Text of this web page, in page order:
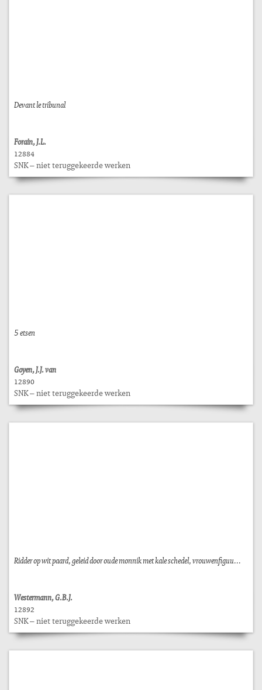
Devant le tribunal
Forain, J.L.
12884
SNK – niet teruggekeerde werken
5 etsen
Goyen, J.J. van
12890
SNK – niet teruggekeerde werken
Ridder op wit paard, geleid door oude monnik met kale schedel, vrouwenfiguu...
Westermann, G.B.J.
12892
SNK – niet teruggekeerde werken